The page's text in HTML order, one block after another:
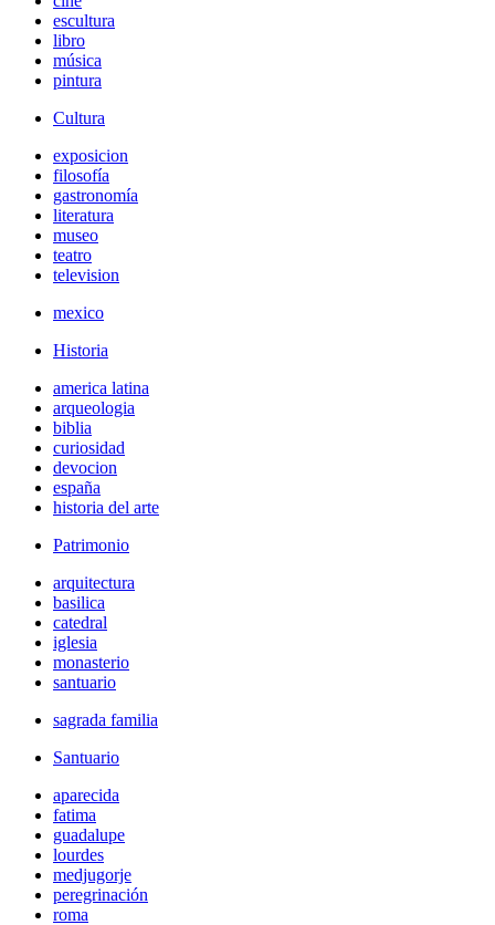
escultura
libro
música
pintura
Cultura
exposicion
filosofía
gastronomía
literatura
museo
teatro
television
mexico
Historia
america latina
arqueologia
biblia
curiosidad
devocion
españa
historia del arte
Patrimonio
arquitectura
basilica
catedral
iglesia
monasterio
santuario
sagrada familia
Santuario
aparecida
fatima
guadalupe
lourdes
medjugorje
peregrinación
roma